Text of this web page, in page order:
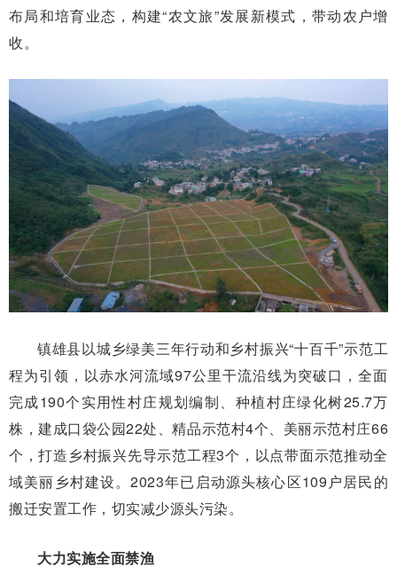
布局和培育业态，构建“农文旅”发展新模式，带动农户增
收。
镇雄县以城乡绿美三年行动和乡村振兴“十百千”示范工
程为引领，以赤水河流域97公里干流沿线为突破口，全面
完成190个实用性村庄规划编制、种植村庄绿化树25.7万
株，建成口袋公园22处、精品示范村4个、美丽示范村庄66
个，打造乡村振兴先导示范工程3个，以点带面示范推动全
域美丽乡村建设。2023年已启动源头核心区109户居民的
搬迁安置工作，切实减少源头污染。
大力实施全面禁渔